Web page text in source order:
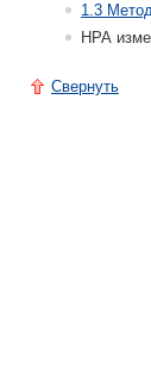
1.3
НРА
Свернуть